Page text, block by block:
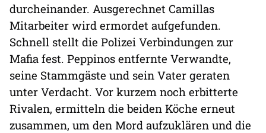
durcheinander. Ausgerechnet Camillas
Mitarbeiter wird ermordet aufgefunden.
Schnell stellt die Polizei Verbindungen zur
Mafia fest. Peppinos entfernte Verwandte,
seine Stammgäste und sein Vater geraten
unter Verdacht. Vor kurzem noch erbitterte
Rivalen, ermitteln die beiden Köche erneut
zusammen, um den Mord aufzuklären und die